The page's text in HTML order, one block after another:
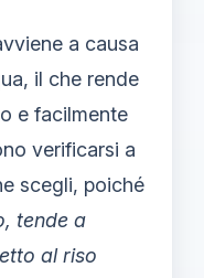
a causa
il che rende
e facilmente
verificarsi a
scegli, poiché
tende a
al riso